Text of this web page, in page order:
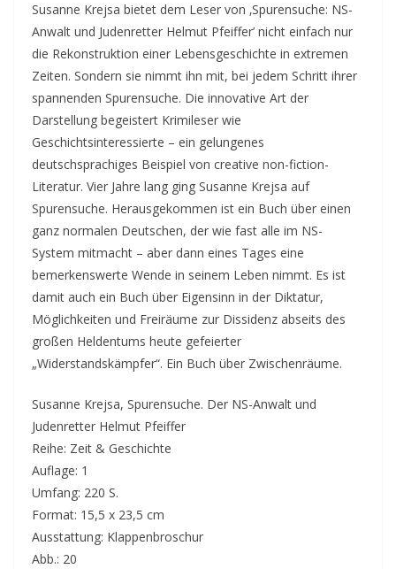
Susanne Krejsa bietet dem Leser von ‚Spurensuche: NS-
Anwalt und Judenretter Helmut Pfeiffer’ nicht einfach nur
die Rekonstruktion einer Lebensgeschichte in extremen
Zeiten. Sondern sie nimmt ihn mit, bei jedem Schritt ihrer
spannenden Spurensuche. Die innovative Art der
Darstellung begeistert Krimileser wie
Geschichtsinteressierte – ein gelungenes
deutschsprachiges Beispiel von creative non-fiction-
Literatur. Vier Jahre lang ging Susanne Krejsa auf
Spurensuche. Herausgekommen ist ein Buch über einen
ganz normalen Deutschen, der wie fast alle im NS-
System mitmacht – aber dann eines Tages eine
bemerkenswerte Wende in seinem Leben nimmt. Es ist
damit auch ein Buch über Eigensinn in der Diktatur,
Möglichkeiten und Freiräume zur Dissidenz abseits des
großen Heldentums heute gefeierter
„Widerstandskämpfer“. Ein Buch über Zwischenräume.
Susanne Krejsa, Spurensuche. Der NS-Anwalt und
Judenretter Helmut Pfeiffer
Reihe: Zeit & Geschichte
Auflage: 1
Umfang: 220 S.
Format: 15,5 x 23,5 cm
Ausstattung: Klappenbroschur
Abb.: 20